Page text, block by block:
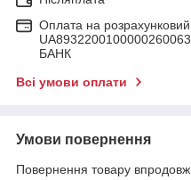
Оплата на
БАНК
Всі умови оплати
Умови повернення
Повернення товару